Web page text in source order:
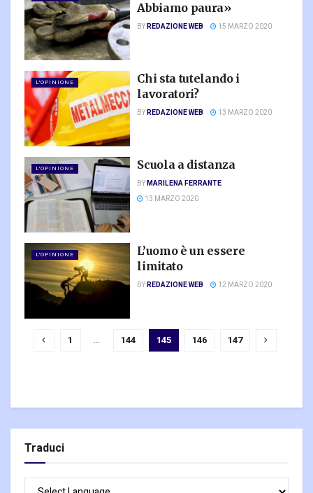
Abbiamo paura»
BYREDAZIONE WEB 15 MARZO 2020
L'OPINIONE
Chi sta tutelando i
lavoratori?
BYREDAZIONE WEB 13 MARZO 2020
L'OPINIONE Scuola a distanza
BYMARILENA FERRANTE
13 MARZO 2020
L'OPINIONE
L’uomo è un essere
limitato
BYREDAZIONE WEB 12 MARZO 2020
1 … 144 145 146 147
Traduci